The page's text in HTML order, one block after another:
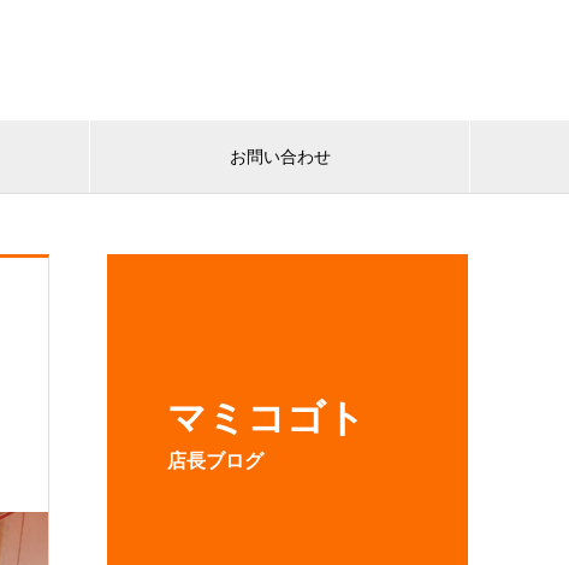
お問い合わせ
マミコゴト
店長ブログ